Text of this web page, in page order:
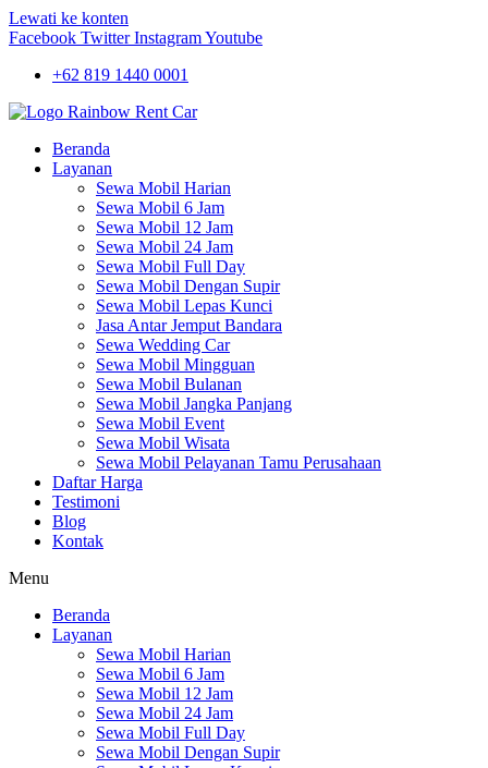
Lewati ke konten
Facebook Twitter InstagramYoutube
+62 819 1440 0001
Beranda
Layanan
Sewa Mobil Harian
Sewa Mobil 6 Jam
Sewa Mobil 12 Jam
Sewa Mobil 24 Jam
Sewa Mobil Full Day
Sewa Mobil Dengan Supir
Sewa Mobil Lepas Kunci
Jasa Antar Jemput Bandara
Sewa Wedding Car
Sewa Mobil Mingguan
Sewa Mobil Bulanan
Sewa Mobil Jangka Panjang
Sewa Mobil Event
Sewa Mobil Wisata
Sewa Mobil Pelayanan Tamu Perusahaan
Daftar Harga
Testimoni
Blog
Kontak
Menu
Beranda
Layanan
Sewa Mobil Harian
Sewa Mobil 6 Jam
Sewa Mobil 12 Jam
Sewa Mobil 24 Jam
Sewa Mobil Full Day
Sewa Mobil Dengan Supir